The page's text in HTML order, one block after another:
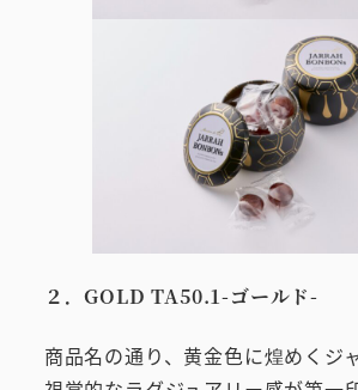
２．GOLD TA50.1-ゴールド-
商品名の通り、黄金色に煌めくジ